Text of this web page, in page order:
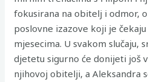
fokusirana na obitelj i odmor,
poslovne izazove koji je
mjesecima. U svakom slučaju,
djetetu sigurno će donijeti još
njihovoj obitelji, a Aleksandra